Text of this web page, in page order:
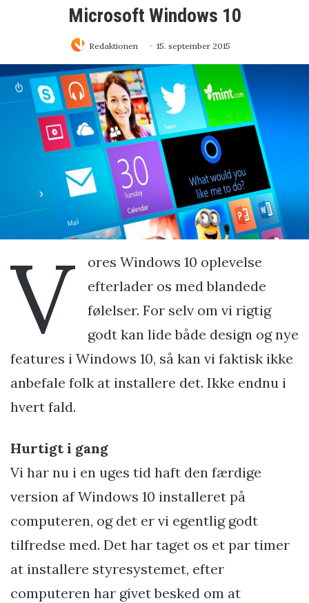
Microsoft Windows 10
Redaktionen 15. september 2015
V
ores Windows 10 oplevelse
efterlader os med blandede
følelser. For selv om vi rigtig
godt kan lide både design og nye
features i Windows 10, så kan vi faktisk ikke
anbefale folk at installere det. Ikke endnu i
hvert fald.
Hurtigt i gang
Vi har nu i en uges tid haft den færdige
version af Windows 10 installeret på
computeren, og det er vi egentlig godt
tilfredse med. Det har taget os et par timer
at installere styresystemet, efter
computeren har givet besked om at